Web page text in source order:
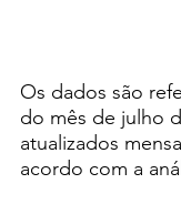
Os dados são
do mês de julho
atualizados
acordo com a